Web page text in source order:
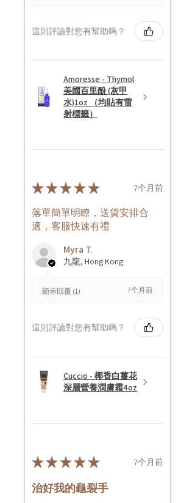
這則評論對您有幫助嗎？
Amoresse - Thymol
美國百里酚 (灰甲
水)1oz （均貼有雷
射標籤）
★★★★★ 7个月前
落單簡單明瞭，送貨安排合
適，客服快速有禮
Myra T.
九龍, Hong Kong
顯示回覆 (1) 7个月前
這則評論對您有幫助嗎？
Cuccio - 椰香白薑花
深層營養潤膚霜4oz
★★★★★ 7个月前
治好我的龜裂手